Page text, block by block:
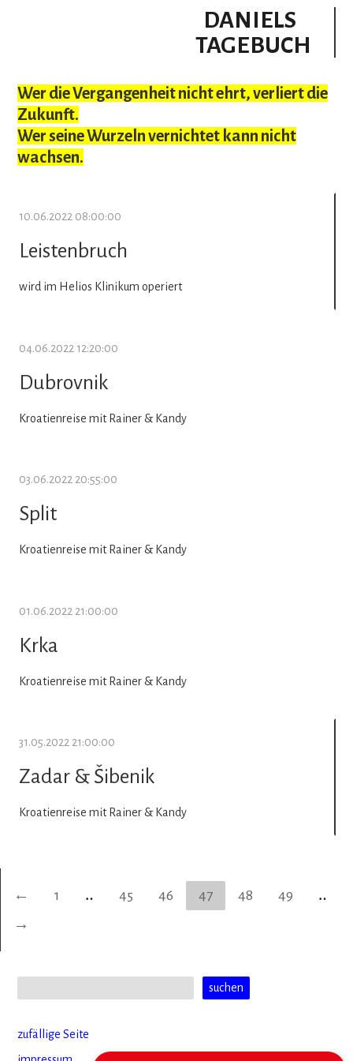
DANIELS
TAGEBUCH
Wer die Vergangenheit nicht ehrt, verliert die
Zukunft.
Wer seine Wurzeln vernichtet kann nicht
wachsen.
10.06.2022 08:00:00
Leistenbruch
wird im Helios Klinikum operiert
04.06.2022 12:20:00
Dubrovnik
Kroatienreise mit Rainer & Kandy
03.06.2022 20:55:00
Split
Kroatienreise mit Rainer & Kandy
01.06.2022 21:00:00
Krka
Kroatienreise mit Rainer & Kandy
31.05.2022 21:00:00
Zadar & Šibenik
Kroatienreise mit Rainer & Kandy
← 1 ‥ 45 46 47 48 49
‥
→
zufällige Seite